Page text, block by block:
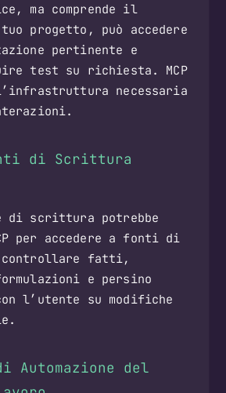
ma comprende il
progetto, può accedere
pertinente e
test su richiesta. MCP
necessaria
di Scrittura
di scrittura potrebbe
per accedere a fonti di
fatti,
e persino
l’utente su modifiche
Automazione del